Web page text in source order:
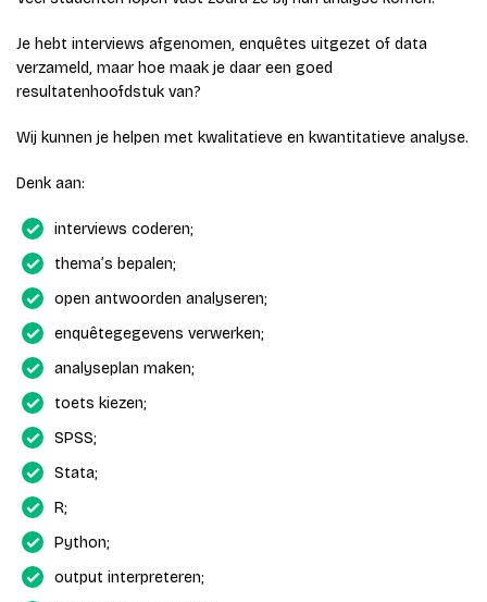
Je hebt interviews afgenomen, enquêtes uitgezet of data
verzameld, maar hoe maak je daar een goed
resultatenhoofdstuk van?
Wij kunnen je helpen met kwalitatieve en kwantitatieve analyse.
Denk aan:
interviews coderen;
thema’s bepalen;
open antwoorden analyseren;
enquêtegegevens verwerken;
analyseplan maken;
toets kiezen;
SPSS;
Stata;
R;
Python;
output interpreteren;